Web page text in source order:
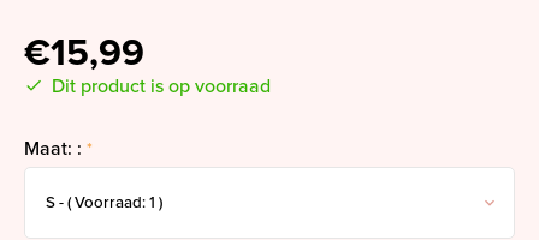
€15,99
Dit product is op voorraad
Maat: : *